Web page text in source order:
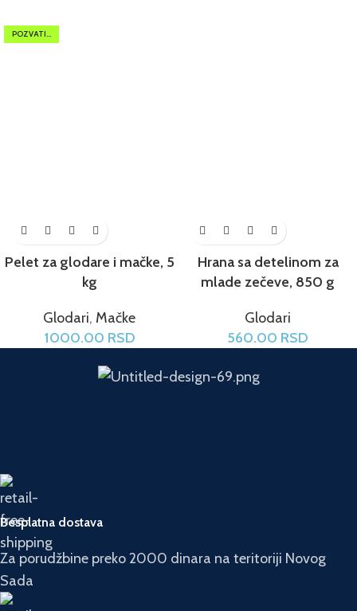
POZVATI...
Pelet za glodare i mačke, 5
kg
Glodari, Mačke
1000.00 RSD
Hrana sa detelinom za
mlade zečeve, 850 g
Glodari
560.00 RSD
Besplatna dostava
Za porudžbine preko 2000 dinara na teritoriji Novog
Sada